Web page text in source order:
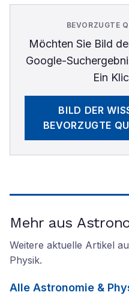
BEVORZUGTE
Möchten Sie Bild
Google-
Ein
BILD DER
BEVORZUGTE
Mehr aus
Weitere aktuelle Artikel
Physik.
Alle Astronomie &